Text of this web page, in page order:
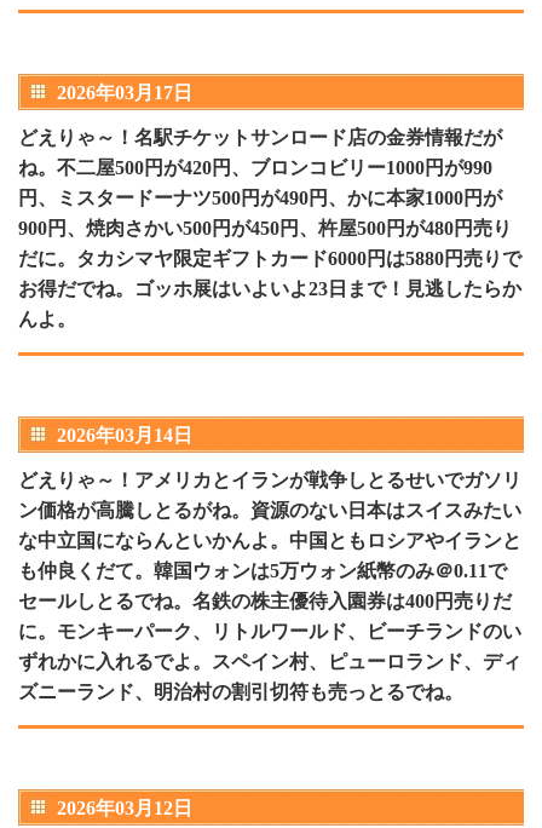
2026年03月17日
どえりゃ～！名駅チケットサンロード店の金券情報だが
ね。不二屋500円が420円、ブロンコビリー1000円が990
円、ミスタードーナツ500円が490円、かに本家1000円が
900円、焼肉さかい500円が450円、杵屋500円が480円売り
だに。タカシマヤ限定ギフトカード6000円は5880円売りで
お得だでね。ゴッホ展はいよいよ23日まで！見逃したらか
んよ。
2026年03月14日
どえりゃ～！アメリカとイランが戦争しとるせいでガソリ
ン価格が高騰しとるがね。資源のない日本はスイスみたい
な中立国にならんといかんよ。中国ともロシアやイランと
も仲良くだて。韓国ウォンは5万ウォン紙幣のみ＠0.11で
セールしとるでね。名鉄の株主優待入園券は400円売りだ
に。モンキーパーク、リトルワールド、ビーチランドのい
ずれかに入れるでよ。スペイン村、ピューロランド、ディ
ズニーランド、明治村の割引切符も売っとるでね。
2026年03月12日